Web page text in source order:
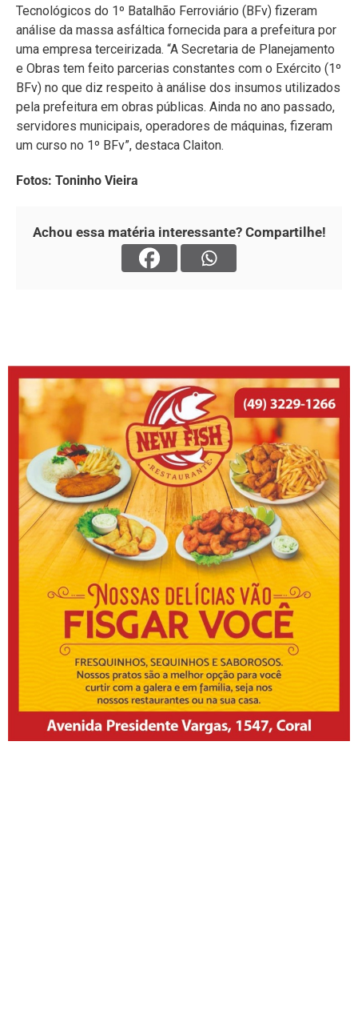
Tecnológicos do 1º Batalhão Ferroviário (BFv) fizeram
análise da massa asfáltica fornecida para a prefeitura por
uma empresa terceirizada. “A Secretaria de Planejamento
e Obras tem feito parcerias constantes com o Exército (1º
BFv) no que diz respeito à análise dos insumos utilizados
pela prefeitura em obras públicas. Ainda no ano passado,
servidores municipais, operadores de máquinas, fizeram
um curso no 1º BFv”, destaca Claiton.
Fotos: Toninho Vieira
Achou essa matéria interessante? Compartilhe!